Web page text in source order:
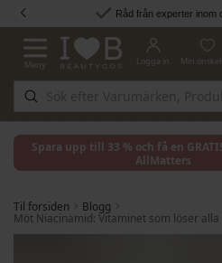
Hoppa till innehålletRåd från experter inom
Växla Nav
Meny Logga in Min
Spara upp till 33 % och få en
AllMatters
Til forsiden
Blogg
Möt Niacinamid: Vitaminet som löser